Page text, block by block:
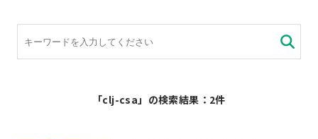
「clj-csa」の検索結果：2件